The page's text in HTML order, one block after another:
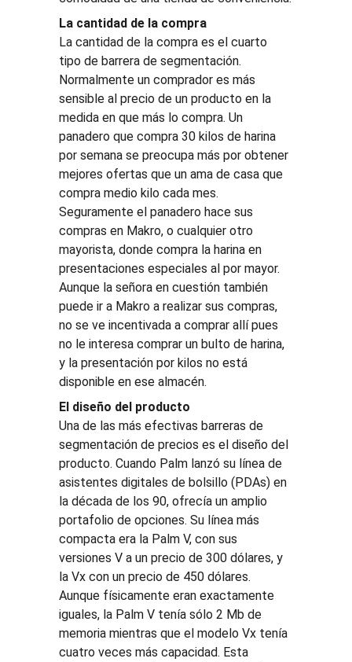
La cantidad de la compra
La cantidad de la compra es el cuarto
tipo de barrera de segmentación.
Normalmente un comprador es más
sensible al precio de un producto en la
medida en que más lo compra. Un
panadero que compra 30 kilos de harina
por semana se preocupa más por obtener
mejores ofertas que un ama de casa que
compra medio kilo cada mes.
Seguramente el panadero hace sus
compras en Makro, o cualquier otro
mayorista, donde compra la harina en
presentaciones especiales al por mayor.
Aunque la señora en cuestión también
puede ir a Makro a realizar sus compras,
no se ve incentivada a comprar allí pues
no le interesa comprar un bulto de harina,
y la presentación por kilos no está
disponible en ese almacén.
El diseño del producto
Una de las más efectivas barreras de
segmentación de precios es el diseño del
producto. Cuando Palm lanzó su línea de
asistentes digitales de bolsillo (PDAs) en
la década de los 90, ofrecía un amplio
portafolio de opciones. Su línea más
compacta era la Palm V, con sus
versiones V a un precio de 300 dólares, y
la Vx con un precio de 450 dólares.
Aunque físicamente eran exactamente
iguales, la Palm V tenía sólo 2 Mb de
memoria mientras que el modelo Vx tenía
cuatro veces más capacidad. Esta